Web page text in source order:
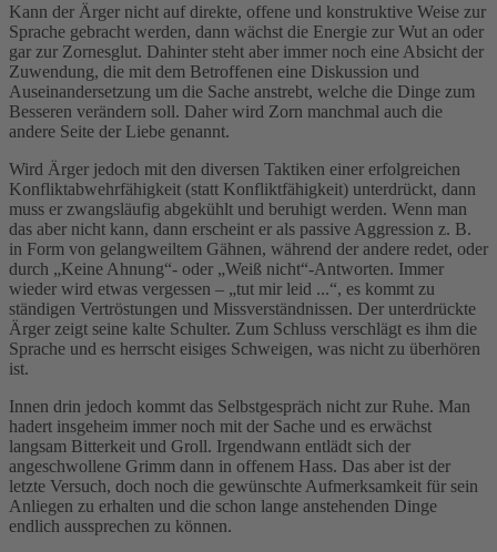
Kann der Ärger nicht auf direkte, offene und konstruktive Weise zur
Sprache gebracht werden, dann wächst die Energie zur Wut an oder
gar zur Zornesglut. Dahinter steht aber immer noch eine Absicht der
Zuwendung, die mit dem Betroffenen eine Diskussion und
Auseinandersetzung um die Sache anstrebt, welche die Dinge zum
Besseren verändern soll. Daher wird Zorn manchmal auch die
andere Seite der Liebe genannt.
Wird Ärger jedoch mit den diversen Taktiken einer erfolgreichen
Konfliktabwehrfähigkeit (statt Konfliktfähigkeit) unterdrückt, dann
muss er zwangsläufig abgekühlt und beruhigt werden. Wenn man
das aber nicht kann, dann erscheint er als passive Aggression z. B.
in Form von gelangweiltem Gähnen, während der andere redet, oder
durch „Keine Ahnung“- oder „Weiß nicht“-Antworten. Immer
wieder wird etwas vergessen – „tut mir leid ...“, es kommt zu
ständigen Vertröstungen und Missverständnissen. Der unterdrückte
Ärger zeigt seine kalte Schulter. Zum Schluss verschlägt es ihm die
Sprache und es herrscht eisiges Schweigen, was nicht zu überhören
ist.
Innen drin jedoch kommt das Selbstgespräch nicht zur Ruhe. Man
hadert insgeheim immer noch mit der Sache und es erwächst
langsam Bitterkeit und Groll. Irgendwann entlädt sich der
angeschwollene Grimm dann in offenem Hass. Das aber ist der
letzte Versuch, doch noch die gewünschte Aufmerksamkeit für sein
Anliegen zu erhalten und die schon lange anstehenden Dinge
endlich aussprechen zu können.